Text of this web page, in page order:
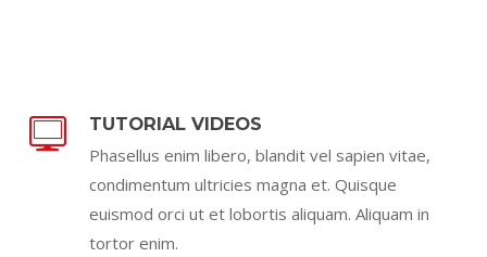
TUTORIAL VIDEOS
Phasellus enim libero, blandit vel sapien vitae,
condimentum ultricies magna et. Quisque
euismod orci ut et lobortis aliquam. Aliquam in
tortor enim.